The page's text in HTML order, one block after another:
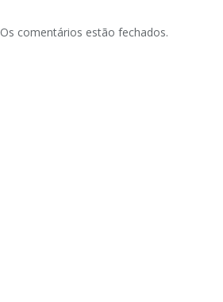
Os comentários estão fechados.